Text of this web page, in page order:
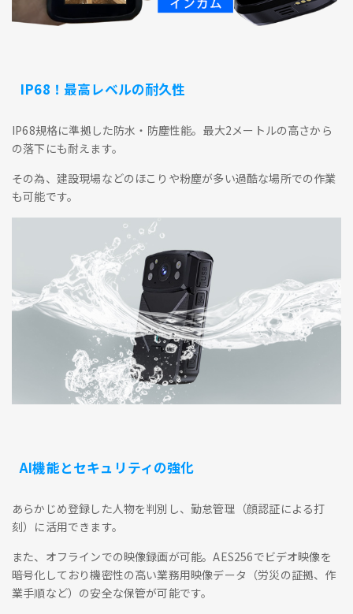
IP68！最高レベルの耐久性
IP68規格に準拠した防水・防塵性能。最大2メートルの高さから
の落下にも耐えます。
その為、建設現場などのほこりや粉塵が多い過酷な場所での作業
も可能です。
AI機能とセキュリティの強化
あらかじめ登録した人物を判別し、勤怠管理（顔認証による打
刻）に活用できます。
また、オフラインでの映像録画が可能。AES256でビデオ映像を
暗号化しており機密性の高い業務用映像データ（労災の証拠、作
業手順など）の安全な保管が可能です。